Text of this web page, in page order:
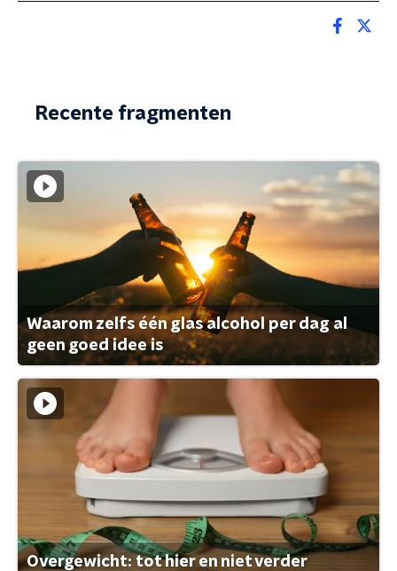
Recente fragmenten
Waarom zelfs één glas alcohol per dag al
geen goed idee is
Overgewicht: tot hier en niet verder